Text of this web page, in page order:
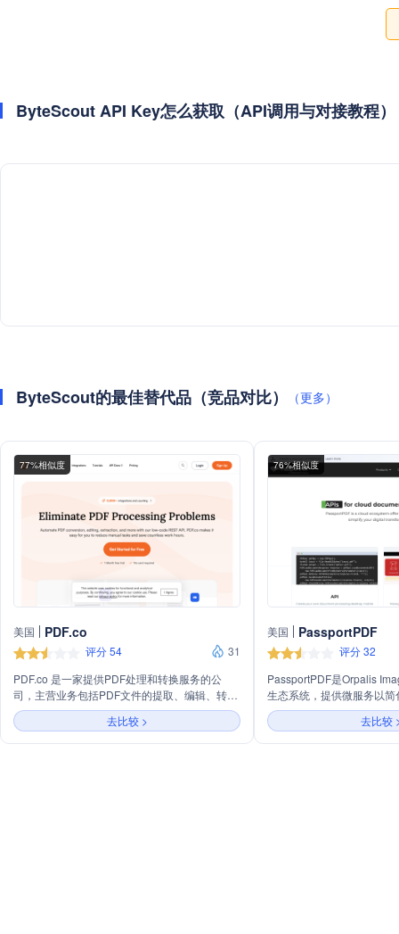
ByteScout API Key怎么获取（API调用与对接教程）
ByteScout的最佳替代品（竞品对比） （更多）
77%相似度
美国 PDF.co
评分 54
31
PDF.co 是一家提供PDF处理和转换服务的公
司，主营业务包括PDF文件的提取、编辑、转换
和创建。公司通过其低代码REST API，帮助用
户自动化PDF转换、编辑、提取等操作，减少手
动任务，节省工作时间。PDF.co 提供3000多种
去比较 >
76%相似度
美国 PassportPDF
评分 32
PassportPDF是Orpalis
生态系统，提供微服务以
务包括PDF和电子文档的
力工具，同时提供在线工
务，支持跨平台的文档处
去比较